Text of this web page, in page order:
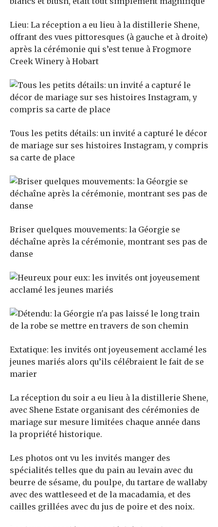
Lieu: La réception a eu lieu à la distillerie Shene,
offrant des vues pittoresques (à gauche et à droite)
après la cérémonie qui s’est tenue à Frogmore
Creek Winery à Hobart
Tous les petits détails: un invité a capturé le décor
de mariage sur ses histoires Instagram, y compris
sa carte de place
Briser quelques mouvements: la Géorgie se
déchaîne après la cérémonie, montrant ses pas de
danse
Extatique: les invités ont joyeusement acclamé les
jeunes mariés alors qu’ils célébraient le fait de se
marier
La réception du soir a eu lieu à la distillerie Shene,
avec Shene Estate organisant des cérémonies de
mariage sur mesure limitées chaque année dans
la propriété historique.
Les photos ont vu les invités manger des
spécialités telles que du pain au levain avec du
beurre de sésame, du poulpe, du tartare de wallaby
avec des wattleseed et de la macadamia, et des
cailles grillées avec du jus de poire et des noix.